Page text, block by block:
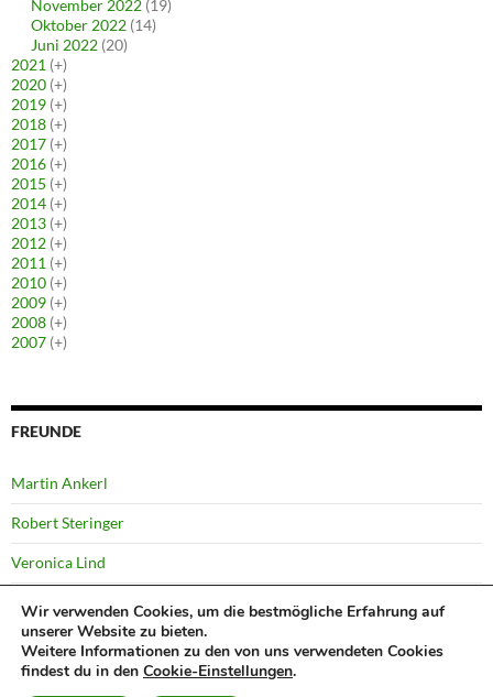
November 2022 (19)
Oktober 2022 (14)
Juni 2022 (20)
2021 (+)
2020 (+)
2019 (+)
2018 (+)
2017 (+)
2016 (+)
2015 (+)
2014 (+)
2013 (+)
2012 (+)
2011 (+)
2010 (+)
2009 (+)
2008 (+)
2007 (+)
FREUNDE
Martin Ankerl
Robert Steringer
Veronica Lind
Yussi Pick
Wir verwenden Cookies, um die bestmögliche Erfahrung auf
unserer Website zu bieten.
Weitere Informationen zu den von uns verwendeten Cookies
findest du in den Cookie-Einstellungen.